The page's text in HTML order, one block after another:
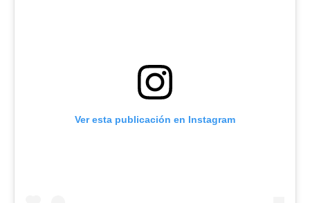
Ver esta publicación en Instagram